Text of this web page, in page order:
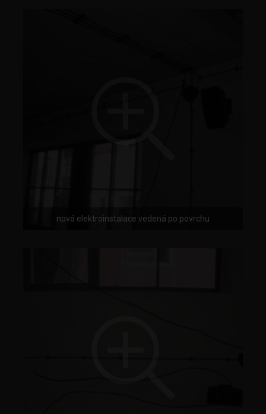
nová elektroinstalace vedená po povrchu